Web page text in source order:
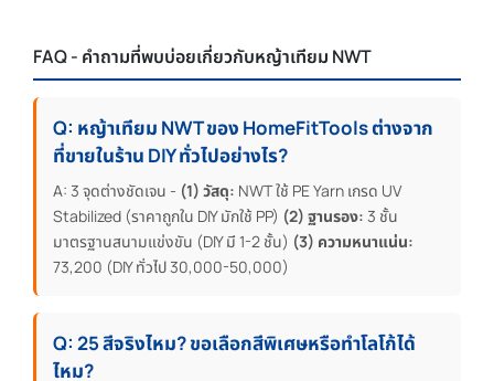
FAQ - คำถามที่พบบ่อยเกี่ยวกับหญ้าเทียม NWT
Q: หญ้าเทียม NWT ของ HomeFitTools ต่างจาก
ที่ขายในร้าน DIY ทั่วไปอย่างไร?
A: 3 จุดต่างชัดเจน - (1) วัสดุ: NWT ใช้ PE Yarn เกรด UV
Stabilized (ราคาถูกใน DIY มักใช้ PP) (2) ฐานรอง: 3 ชั้น
มาตรฐานสนามแข่งขัน (DIY มี 1-2 ชั้น) (3) ความหนาแน่น:
73,200 (DIY ทั่วไป 30,000-50,000)
Q: 25 สีจริงไหม? ขอเลือกสีพิเศษหรือทำโลโก้ได้
ไหม?